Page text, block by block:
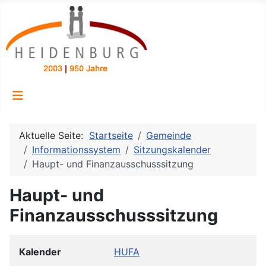
Aktuelle Seite: Startseite
Gemeinde
Informationssystem
Sitzungskalender
Haupt- und Finanzausschusssitzung
Haupt- und
Finanzausschusssitzung
Kalender HUFA